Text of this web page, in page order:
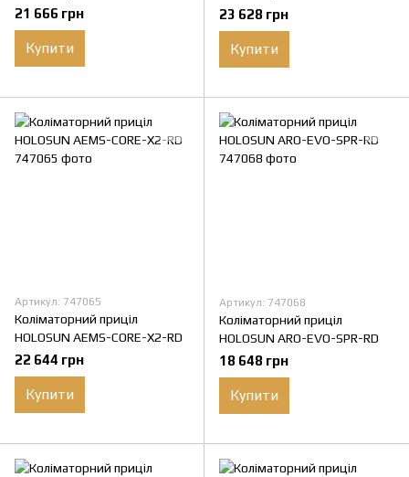
21 666 грн
Купити
23 628 грн
Купити
Артикул: 747065
Коліматорний приціл
HOLOSUN AEMS-CORE-X2-RD
22 644 грн
Купити
Артикул: 747068
Коліматорний приціл
HOLOSUN ARO-EVO-SPR-RD
18 648 грн
Купити